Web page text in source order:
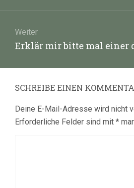
Weiter
Nächster
Erklär mir bitte mal einer
SCHREIBE EINEN
Deine E-Mail-Adresse wird nicht
Erforderliche Felder sind mit *